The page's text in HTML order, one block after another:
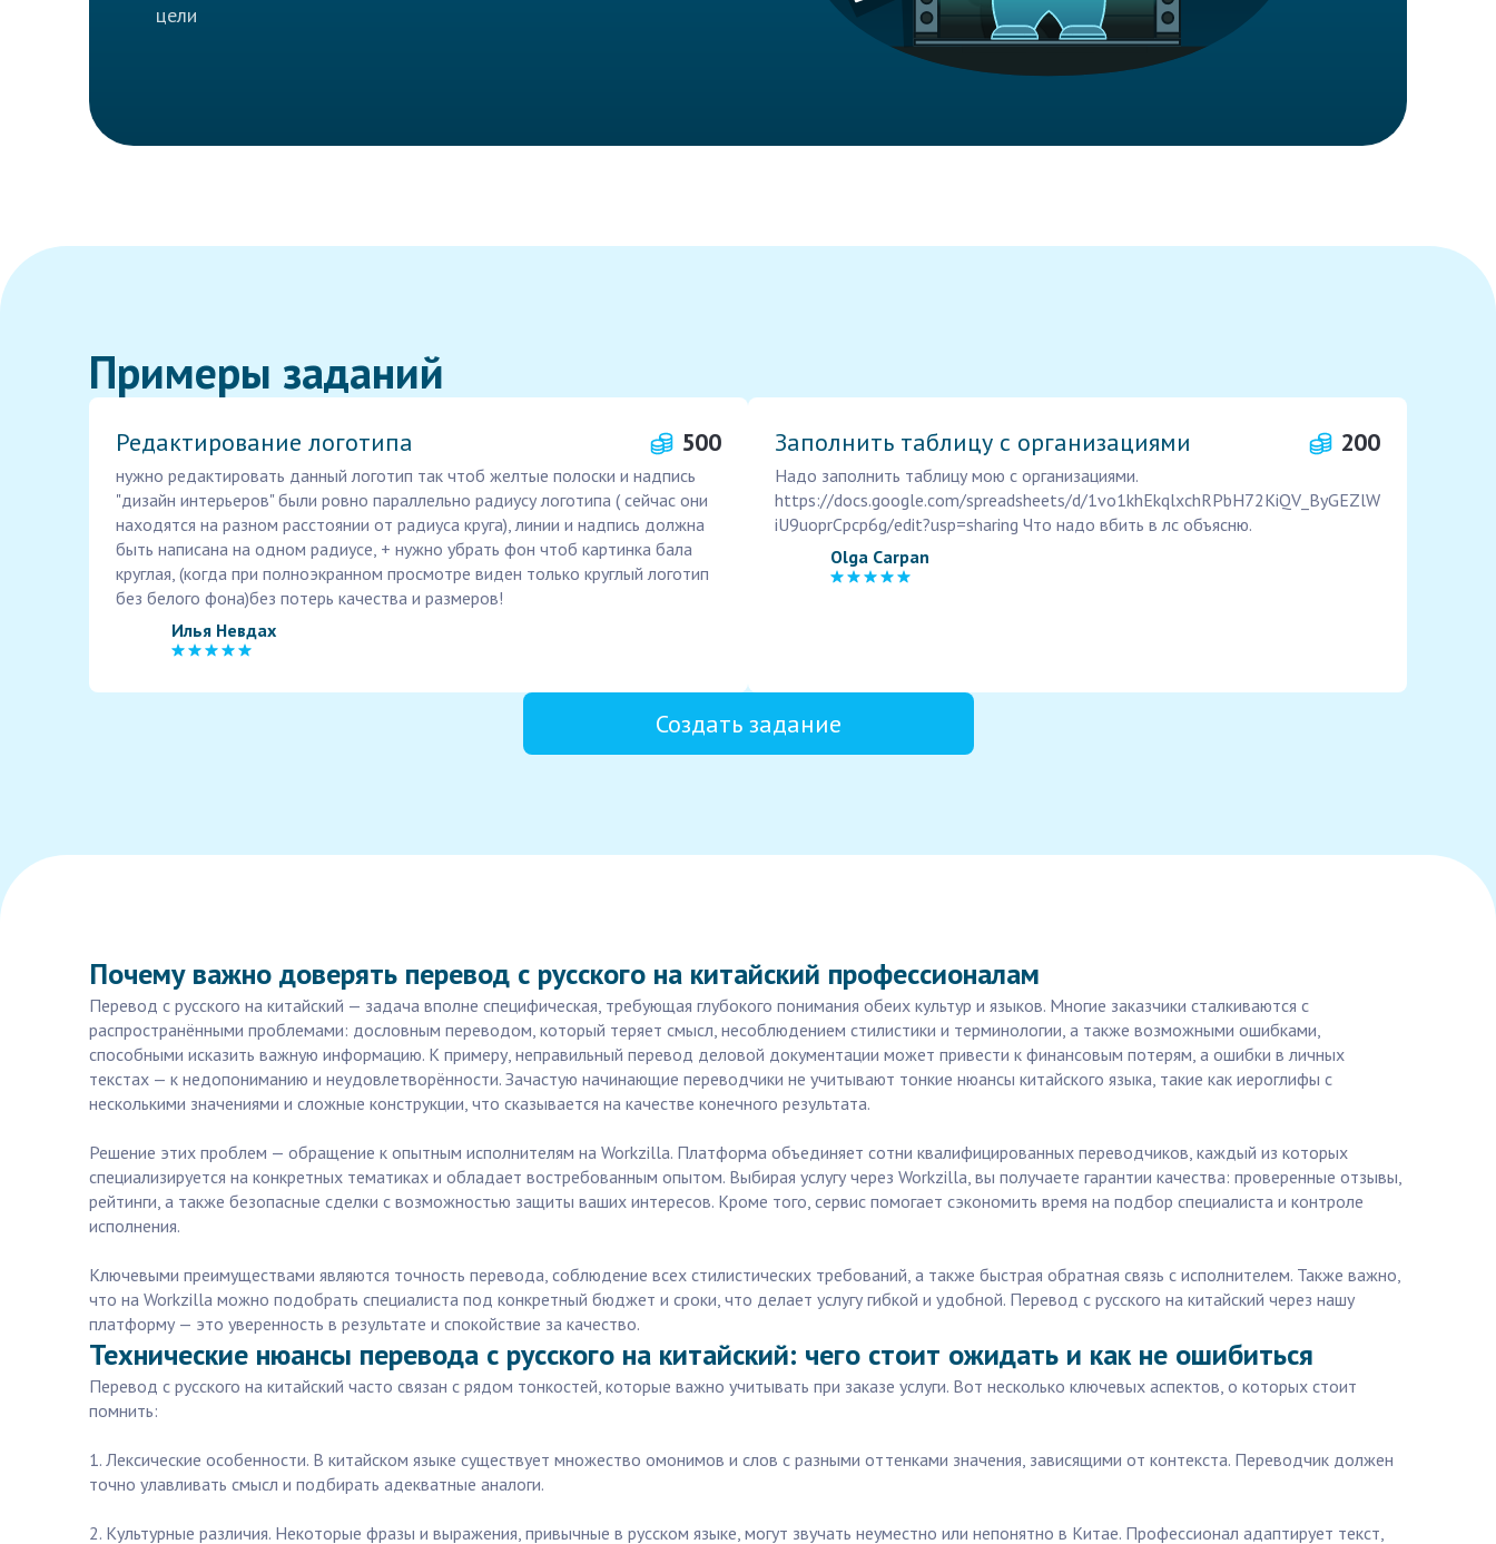
цели
Примеры заданий
Редактирование логотипа 500
нужно редактировать данный логотип так чтоб желтые полоски и надпись
"дизайн интерьеров" были ровно параллельно радиусу логотипа ( сейчас они
находятся на разном расстоянии от радиуса круга), линии и надпись должна
быть написана на одном радиусе, + нужно убрать фон чтоб картинка бала
круглая, (когда при полноэкранном просмотре виден только круглый логотип
без белого фона)без потерь качества и размеров!
Илья Невдах
Заполнить таблицу с организациями 200
Надо заполнить таблицу мою с организациями.
https://docs.google.com/spreadsheets/d/1vo1khEkqlxchRPbH72KiQV_ByGEZlW
iU9uoprCpcp6g/edit?usp=sharing Что надо вбить в лс объясню.
Olga Carpan
Создать задание
Почему важно доверять перевод с русского на китайский профессионалам
Перевод с русского на китайский — задача вполне специфическая, требующая глубокого понимания обеих культур и языков. Многие заказчики сталкиваются с
распространёнными проблемами: дословным переводом, который теряет смысл, несоблюдением стилистики и терминологии, а также возможными ошибками,
способными исказить важную информацию. К примеру, неправильный перевод деловой документации может привести к финансовым потерям, а ошибки в личных
текстах — к недопониманию и неудовлетворённости. Зачастую начинающие переводчики не учитывают тонкие нюансы китайского языка, такие как иероглифы с
несколькими значениями и сложные конструкции, что сказывается на качестве конечного результата.
Решение этих проблем — обращение к опытным исполнителям на Workzilla. Платформа объединяет сотни квалифицированных переводчиков, каждый из которых
специализируется на конкретных тематиках и обладает востребованным опытом. Выбирая услугу через Workzilla, вы получаете гарантии качества: проверенные отзывы,
рейтинги, а также безопасные сделки с возможностью защиты ваших интересов. Кроме того, сервис помогает сэкономить время на подбор специалиста и контроле
исполнения.
Ключевыми преимуществами являются точность перевода, соблюдение всех стилистических требований, а также быстрая обратная связь с исполнителем. Также важно,
что на Workzilla можно подобрать специалиста под конкретный бюджет и сроки, что делает услугу гибкой и удобной. Перевод с русского на китайский через нашу
платформу — это уверенность в результате и спокойствие за качество.
Технические нюансы перевода с русского на китайский: чего стоит ожидать и как не ошибиться
Перевод с русского на китайский часто связан с рядом тонкостей, которые важно учитывать при заказе услуги. Вот несколько ключевых аспектов, о которых стоит
помнить:
1. Лексические особенности. В китайском языке существует множество омонимов и слов с разными оттенками значения, зависящими от контекста. Переводчик должен
точно улавливать смысл и подбирать адекватные аналоги.
2. Культурные различия. Некоторые фразы и выражения, привычные в русском языке, могут звучать неуместно или непонятно в Китае. Профессионал адаптирует текст,